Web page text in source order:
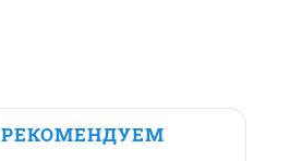
РЕКОМЕНДУЕМ